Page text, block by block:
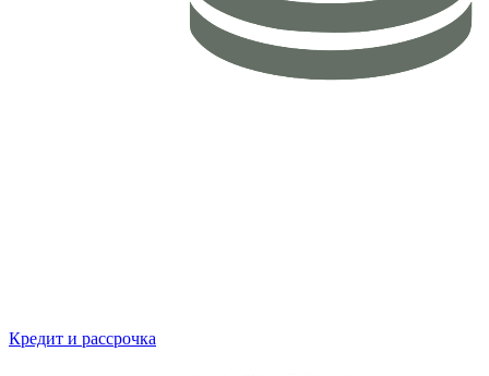
Кредит и рассрочка